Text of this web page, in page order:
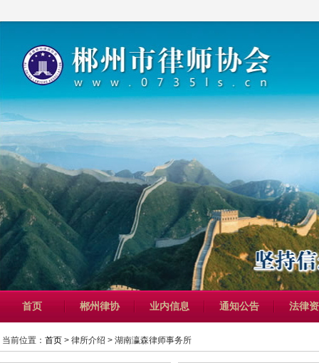
首页 郴州律协 业内信息 通知公告 法律
当前位置： 首页 > 律所介绍 > 湖南瀛森律师事务所